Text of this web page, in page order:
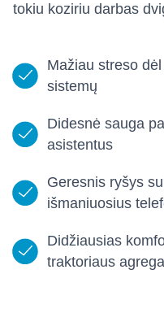
tokiu koziriu darbas
Mažiau streso
sistemų
Didesnė sauga
asistentus
Geresnis ryšys
išmaniuosius
Didžiausias
traktoriaus